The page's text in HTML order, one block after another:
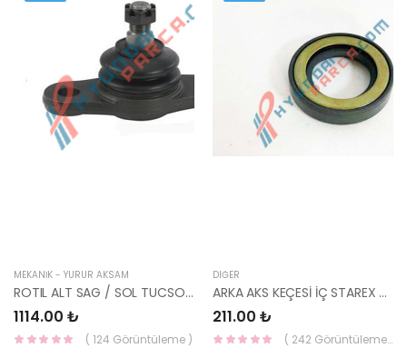
MEKANİK - YÜRÜR AKSAM
ROTIL ALT SAG / SOL TUCSON 04-> SPORTAGE 05-> 51760-2E000-YS
1114.00 ₺
( 124 Görüntüleme )
DIĞER
ARKA AKS KEÇESİ İÇ STAREX HMC 52810-4A000-HMC
211.00 ₺
( 242 Görüntüleme )